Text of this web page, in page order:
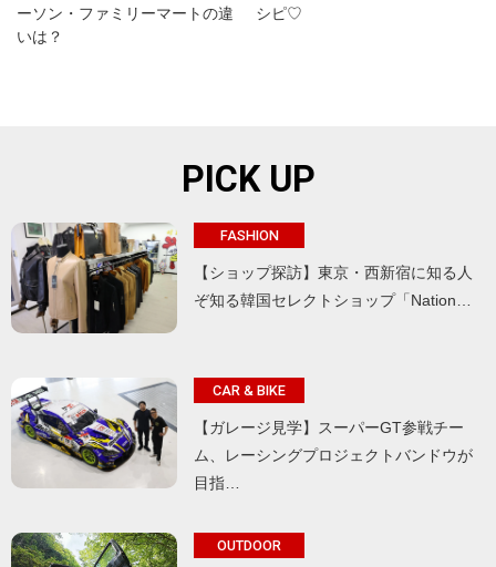
ーソン・ファミリーマートの違
いは？
シピ♡
PICK UP
FASHION
【ショップ探訪】東京・西新宿に知る人
ぞ知る韓国セレクトショップ「Nation…
CAR & BIKE
【ガレージ見学】スーパーGT参戦チー
ム、レーシングプロジェクトバンドウが
目指…
OUTDOOR